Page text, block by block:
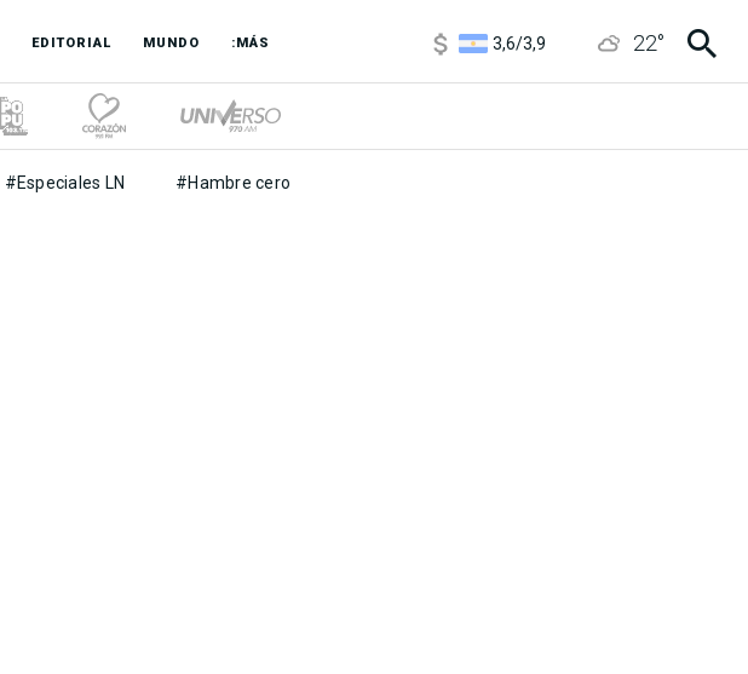
EDITORIAL MUNDO :MÁS
3,6/3,9
22°
#Especiales LN #Hambre cero